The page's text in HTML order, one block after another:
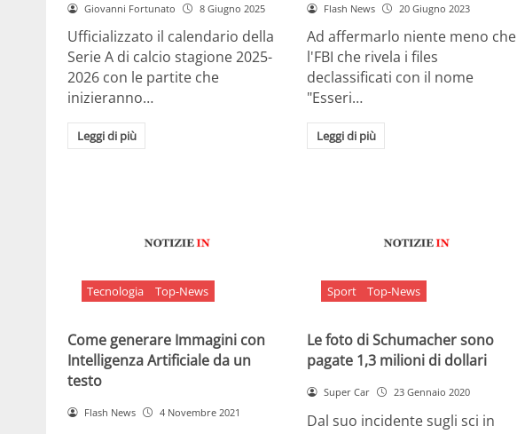
Giovanni Fortunato 8 Giugno 2025
Ufficializzato il calendario della
Serie A di calcio stagione 2025-
2026 con le partite che
inizieranno…
Leggi di più
Flash News 20 Giugno 2023
Ad affermarlo niente meno che
l'FBI che rivela i files
declassificati con il nome
"Esseri…
Leggi di più
Tecnologia Top-News
Come generare Immagini con
Intelligenza Artificiale da un
testo
Flash News 4 Novembre 2021
Sport Top-News
Le foto di Schumacher sono
pagate 1,3 milioni di dollari
Super Car 23 Gennaio 2020
Dal suo incidente sugli sci in